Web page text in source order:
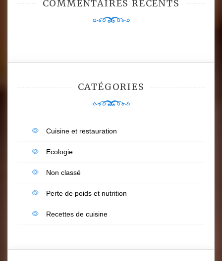
COMMENTAIRES RÉCENTS
CATÉGORIES
Cuisine et restauration
Ecologie
Non classé
Perte de poids et nutrition
Recettes de cuisine